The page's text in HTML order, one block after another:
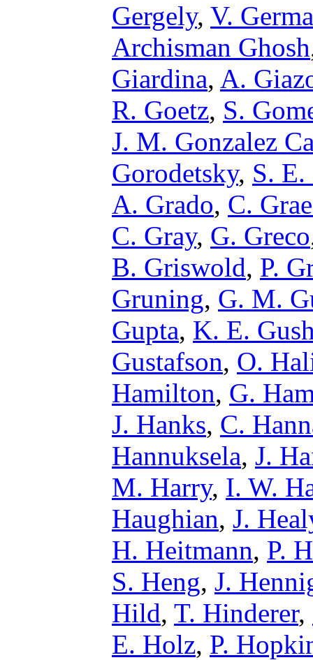
Gergely, V.
Archisman Ghosh
Giardina, A.
R. Goetz, S.
J. M. Gonzalez
Gorodetsky, S. E.
A. Grado, C.
C. Gray, G. Greco
B. Griswold, P.
Gruning, G. M.
Gupta, K. E.
Gustafson, O.
Hamilton, G.
J. Hanks, C.
Hannuksela, J.
M. Harry, I. W.
Haughian, J.
H. Heitmann, P.
S. Heng, J.
Hild, T. Hinderer,
E. Holz, P.